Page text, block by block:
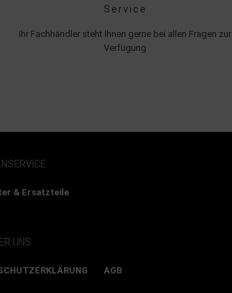
Service
Ihr Fachhändler steht Ihnen gerne bei allen Fragen zur
Verfügung
& Ersatzteile
UNS
AGB